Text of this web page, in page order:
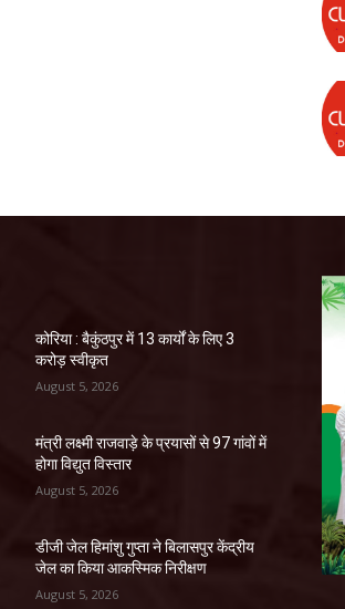
कोरिया : बैकुंठपुर में 13 कार्यों के लिए 3
करोड़ स्वीकृत
August 5, 2026
मंत्री लक्ष्मी राजवाड़े के प्रयासों से 97 गांवों में
होगा विद्युत विस्तार
August 5, 2026
डीजी जेल हिमांशु गुप्ता ने बिलासपुर केंद्रीय
जेल का किया आकस्मिक निरीक्षण
August 5, 2026